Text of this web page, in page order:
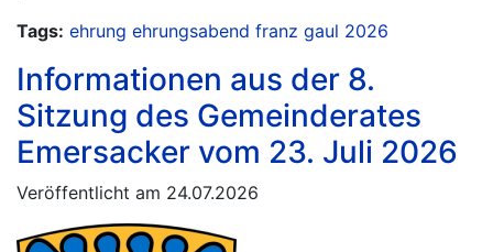
Tags: ehrung ehrungsabend franz gaul 2026
Informationen aus der 8.
Sitzung des Gemeinderates
Emersacker vom 23. Juli 2026
Veröffentlicht am 24.07.2026